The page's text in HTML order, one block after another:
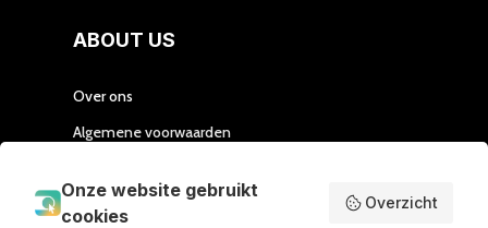
ABOUT US
Over ons
Algemene voorwaarden
Samenwerken
Onze website gebruikt
cookies
Overzicht